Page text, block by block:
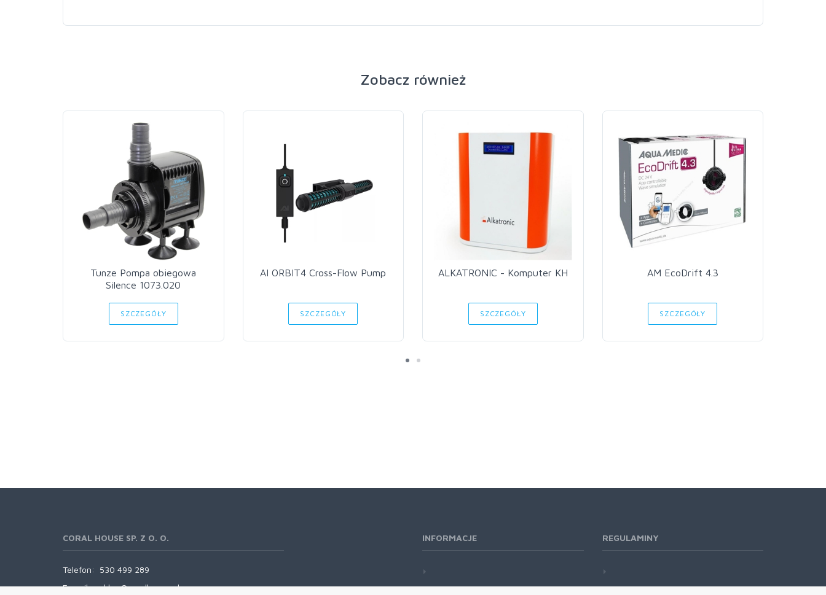
Zobacz również
Tunze Pompa obiegowa
Silence 1073.020
SZCZEGÓŁY
AI ORBIT4 Cross-Flow Pump
SZCZEGÓŁY
ALKATRONIC - Komputer KH
SZCZEGÓŁY
AM EcoDrift 4.3
SZCZEGÓŁY
CORAL HOUSE SP. Z O. O.
Telefon:
530 499 289
E-mail:
sklep@coralhouse.pl
INFORMACJE REGULAMINY